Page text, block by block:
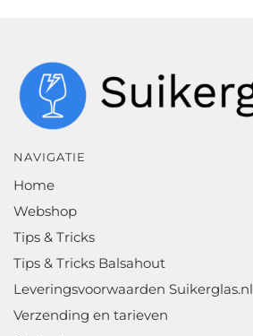
NAVIGATIE
Home
Webshop
Tips & Tricks
Tips & Tricks Balsahout
Leveringsvoorwaarden Suikerglas.nl
Verzending en tarieven